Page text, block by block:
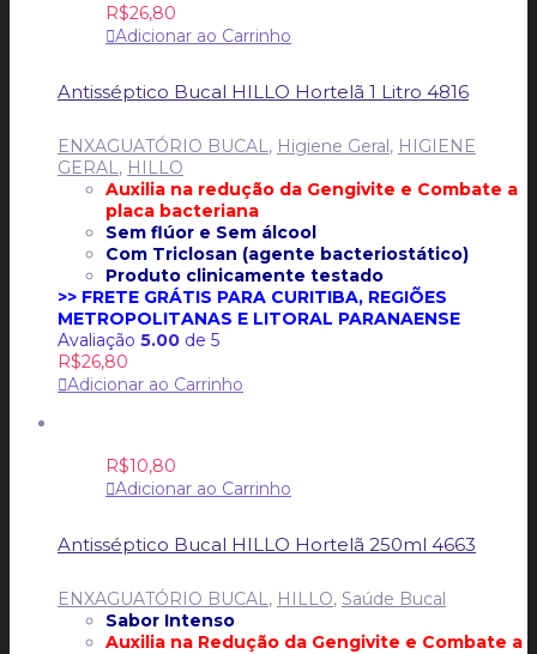
R$26,80
Adicionar ao Carrinho
Antisséptico Bucal HILLO Hortelã 1 Litro 4816
ENXAGUATÓRIO BUCAL, Higiene Geral, HIGIENE
GERAL, HILLO
Auxilia na redução da Gengivite e Combate a
placa bacteriana
Sem flúor e Sem álcool
Com Triclosan (agente bacteriostático)
Produto clinicamente testado
>> FRETE GRÁTIS PARA CURITIBA, REGIÕES
METROPOLITANAS E LITORAL PARANAENSE
Avaliação 5.00 de 5
R$26,80
Adicionar ao Carrinho
R$10,80
Adicionar ao Carrinho
Antisséptico Bucal HILLO Hortelã 250ml 4663
ENXAGUATÓRIO BUCAL, HILLO, Saúde Bucal
Sabor Intenso
Auxilia na Redução da Gengivite e Combate a